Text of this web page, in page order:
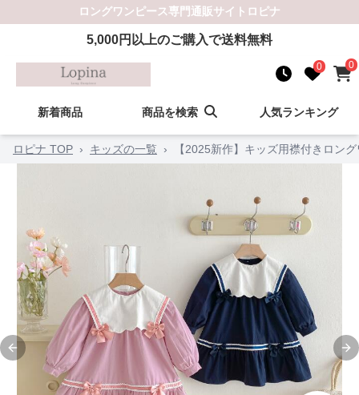
ロングワンピース専門通販サイト ロピナ
5,000円以上のご購入で送料無料
0 0
新着商品 商品を検索 人気ランキング
ロピナ TOP › キッズの一覧 › 【2025新作】キッズ用襟付きロン
Previous slide